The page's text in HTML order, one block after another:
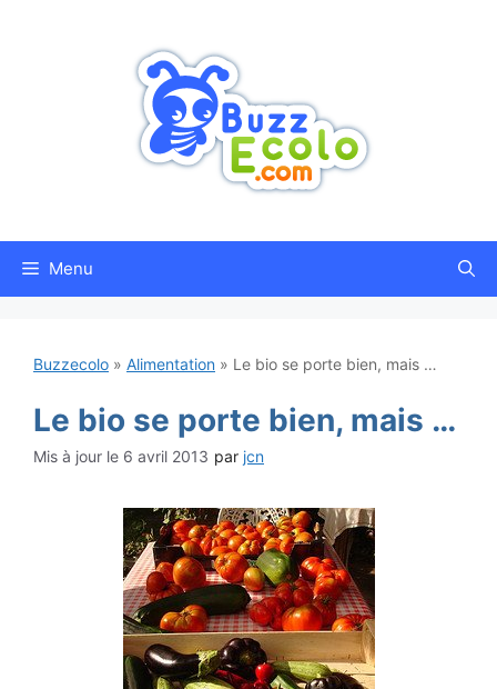
Menu
Buzzecolo » Alimentation » Le bio se porte bien, mais …
Le bio se porte bien, mais …
6 avril 2013 par jcn